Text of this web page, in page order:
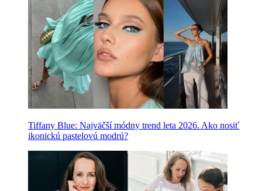
Tiffany Blue: Najväčší módny trend leta 2026. Ako nosiť
ikonickú pastelovú modrú?